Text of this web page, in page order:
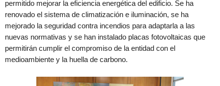
permitido mejorar la eficiencia energética del edificio. Se ha
renovado el sistema de climatización e iluminación, se ha
mejorado la seguridad contra incendios para adaptarla a las
nuevas normativas y se han instalado placas fotovoltaicas que
permitirán cumplir el compromiso de la entidad con el
medioambiente y la huella de carbono.